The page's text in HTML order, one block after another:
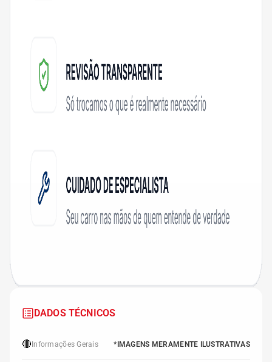
DADOS TÉCNICOS
🔴 Informações Gerais *IMAGENS MERAMENTE ILUSTRATIVAS